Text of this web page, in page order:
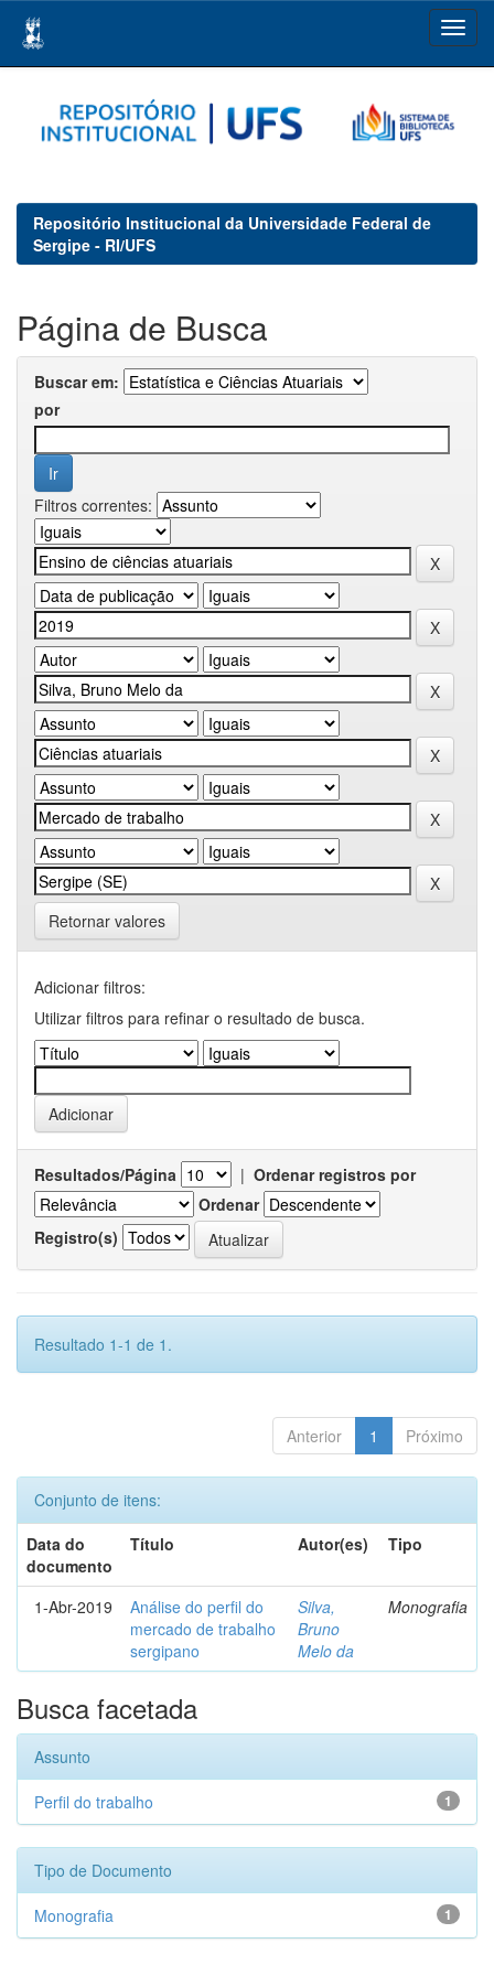
navigation
Repositório Institucional da Universidade Federal de
Sergipe - RI/UFS
Página de Busca
Buscar em:
por
Filtros correntes:
Retornar valores
Adicionar filtros:
Utilizar filtros para refinar o resultado de busca.
Resultados/Página | Ordenar registros por
Ordenar
Registro(s)
Resultado 1-1 de 1.
Anterior 1 Próximo
Conjunto de itens:
Data do
documento
Título Autor(es) Tipo
1-Abr-2019
Análise do perfil do
mercado de trabalho
sergipano
Silva,
Bruno
Melo da
Monografia
Busca facetada
Assunto
1
Perfil do trabalho
Tipo de Documento
1
Monografia